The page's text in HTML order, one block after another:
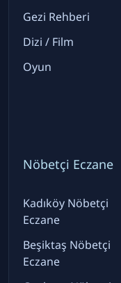
Gezi Rehberi
Dizi / Film
Oyun
Nöbetçi Eczane
Kadıköy Nöbetçi
Eczane
Beşiktaş Nöbetçi
Eczane